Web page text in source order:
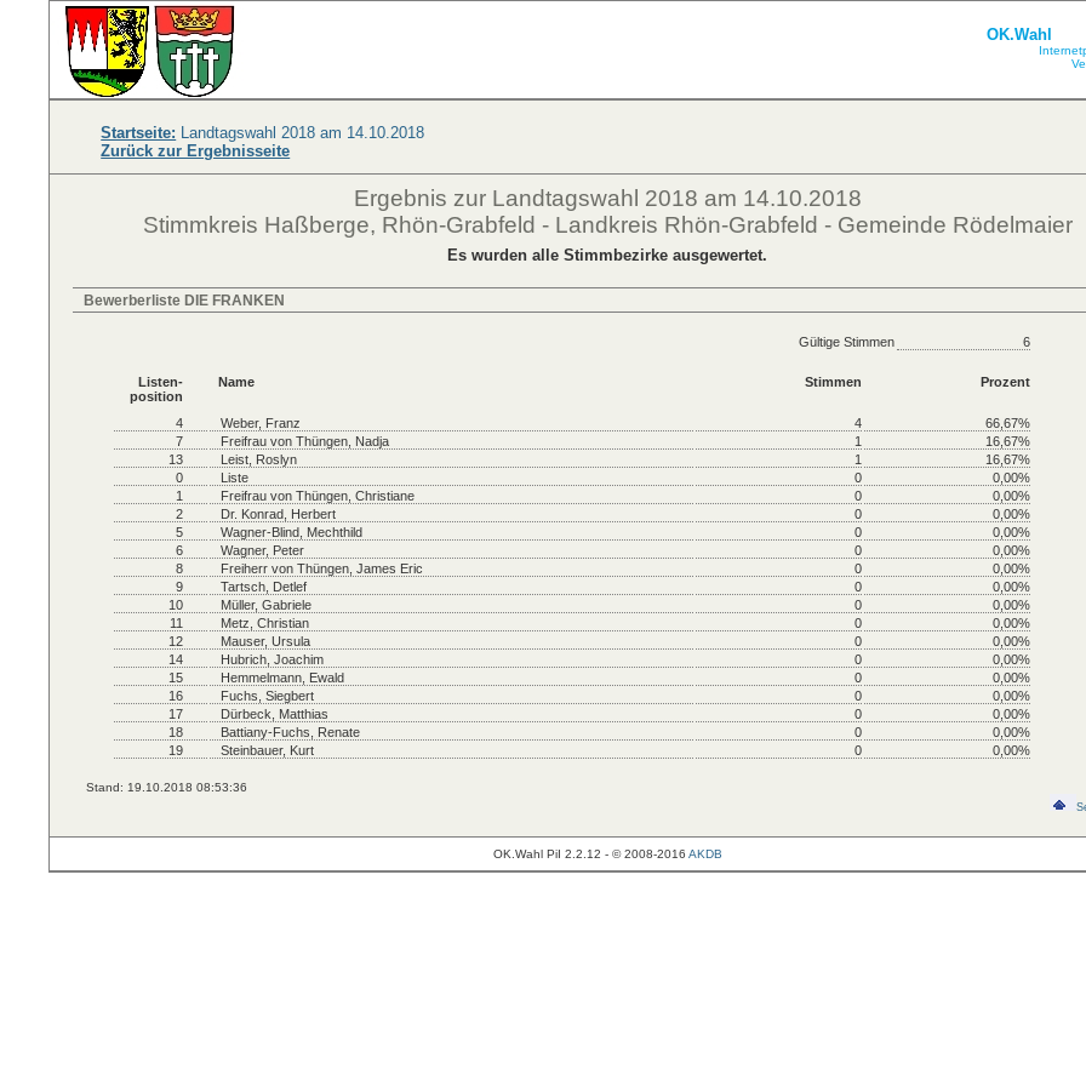
OK.Wahl
Startseite: Landtagswahl 2018 am 14.10.2018
Zurück zur Ergebnisseite
Ergebnis zur Landtagswahl 2018 am 14.10.2018
Stimmkreis Haßberge, Rhön-Grabfeld - Landkreis Rhön-Grabfeld - Gemeinde Rödelmaier
Es wurden alle Stimmbezirke ausgewertet.
Bewerberliste DIE FRANKEN
Gültige Stimmen 6
Listen-
position
Name Stimmen Prozent
4 Weber, Franz 4
66,67%
7
Freifrau von Thüngen, Nadja 1
16,67%
13
Leist, Roslyn 1
16,67%
0
Liste 0
0,00%
1
Freifrau von Thüngen, Christiane 0
0,00%
2
Dr. Konrad, Herbert 0
0,00%
5
Wagner-Blind, Mechthild 0
0,00%
6
Wagner, Peter 0
0,00%
8
Freiherr von Thüngen, James Eric 0
0,00%
9
Tartsch, Detlef 0
0,00%
10
Müller, Gabriele 0
0,00%
11
Metz, Christian 0
0,00%
12
Mauser, Ursula 0
0,00%
14
Hubrich, Joachim 0
0,00%
15
Hemmelmann, Ewald 0
0,00%
16
Fuchs, Siegbert 0
0,00%
17
Dürbeck, Matthias 0
0,00%
18
Battiany-Fuchs, Renate 0
0,00%
19
Steinbauer, Kurt 0 0,00%
Stand: 19.10.2018 08:53:36
OK.Wahl PiI 2.2.12 - © 2008-2016 AKDB